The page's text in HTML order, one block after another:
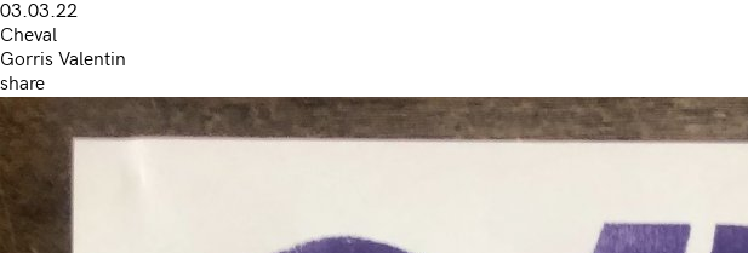
03.03.22
Cheval
Gorris Valentin
share